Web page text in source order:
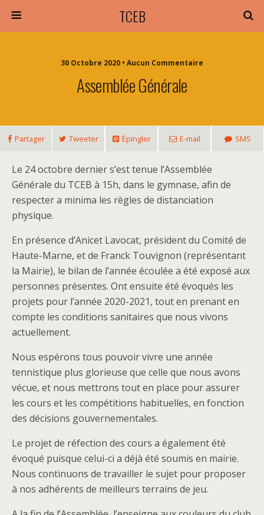
TCEB
30 Octobre 2020 • Aucun Commentaire
Assemblée Générale
Partager Tweeter Épingler E-mail SMS
Le 24 octobre dernier s’est tenue l’Assemblée
Générale du TCEB à 15h, dans le gymnase, afin de
respecter a minima les règles de distanciation
physique.
En présence d’Anicet Lavocat, président du Comité de
Haute-Marne, et de Franck Touvignon (représentant
la Mairie), le bilan de l’année écoulée a été exposé aux
personnes présentes. Ont ensuite été évoqués les
projets pour l’année 2020-2021, tout en prenant en
compte les conditions sanitaires que nous vivons
actuellement.
Nous espérons tous pouvoir vivre une année
tennistique plus glorieuse que celle que nous avons
vécue, et nous mettrons tout en place pour assurer
les cours et les compétitions habituelles, en fonction
des décisions gouvernementales.
Le projet de réfection des cours a également été
évoqué puisque celui-ci a déjà été soumis en mairie.
Nous continuons de travailler le sujet pour proposer
à nos adhérents de meilleurs terrains de jeu.